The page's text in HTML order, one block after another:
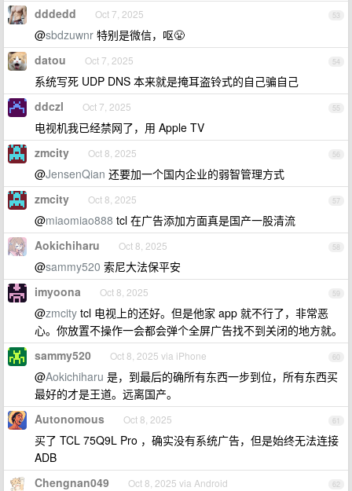
53
dddedd Oct 7, 2025
@sbdzuwnr 特别是微信，呕😤
54
datou Oct 7, 2025
系统写死 UDP DNS 本来就是掩耳盗铃式的自己骗自己
55
ddczl Oct 7, 2025
电视机我已经禁网了，用 Apple TV
56
zmcity Oct 8, 2025
@JensenQian 还要加一个国内企业的弱智管理方式
57
zmcity Oct 8, 2025
@miaomiao888 tcl 在广告添加方面真是国产一股清流
58
Aokichiharu Oct 8, 2025
@sammy520 索尼大法保平安
59
imyoona Oct 8, 2025
@zmcity tcl 电视上的还好。但是他家 app 就不行了，非常恶
心。你放置不操作一会都会弹个全屏广告找不到关闭的地方就。
60
sammy520 Oct 8, 2025 via iPhone
@Aokichiharu 是，到最后的确所有东西一步到位，所有东西买
最好的才是王道。远离国产。
61
Autonomous Oct 8, 2025
买了 TCL 75Q9L Pro ，确实没有系统广告，但是始终无法连接
ADB
62
Chengnan049 Oct 8, 2025 via Android